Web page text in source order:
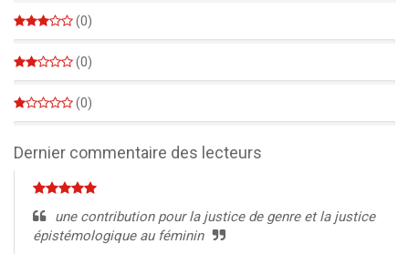
(0)
(0)
(0)
Dernier commentaire des lecteurs
une contribution pour la justice de genre et la justice
épistémologique au féminin